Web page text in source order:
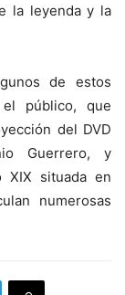
la leyenda y la
de estos
público, que
del DVD
Guerrero, y
XIX situada en
numerosas